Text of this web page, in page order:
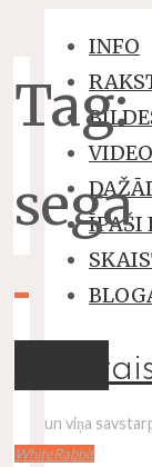
INFO
VIDEO
ĪPAŠI
un viņa
Tag:
sega
WhiteRabbit